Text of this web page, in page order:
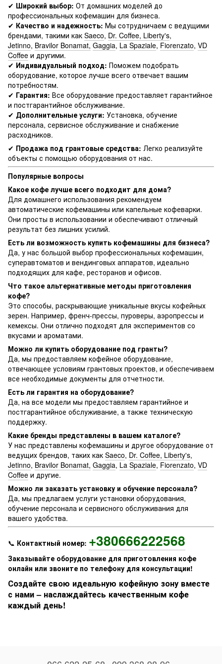
✔ Широкий выбор: От домашних моделей до
профессиональных кофемашин для бизнеса.
✔ Качество и надежность: Мы сотрудничаем с ведущими
брендами, такими как Saeco, Dr. Coffee, Liberty's,
Jetinno, Bravilor Bonamat, Gaggia, La Spaziale, Fiorenzato, VD
Coffee и другими.
✔ Индивидуальный подход: Поможем подобрать
оборудование, которое лучше всего отвечает вашим
потребностям.
✔ Гарантия: Все оборудование предоставляет гарантийное
и постгарантийное обслуживание.
✔ Дополнительные услуги: Установка, обучение
персонала, сервисное обслуживание и снабжение
расходников.
✔ Продажа под грантовые средства: Легко реализуйте
объекты с помощью оборудования от нас.
Популярные вопросы
Какое кофе лучше всего подходит для дома?
Для домашнего использования рекомендуем
автоматические кофемашины или капельные кофеварки.
Они просты в использовании и обеспечивают отличный
результат без лишних усилий.
Есть ли возможность купить кофемашины для бизнеса?
Да, у нас большой выбор профессиональных кофемашин,
суперавтоматов и вендинговых аппаратов, идеально
подходящих для кафе, ресторанов и офисов.
Что такое альтернативные методы приготовления
кофе?
Это способы, раскрывающие уникальные вкусы кофейных
зерен. Например, френч-прессы, пуроверы, аэропрессы и
кемексы. Они отлично подходят для экспериментов со
вкусами и ароматами.
Можно ли купить оборудование под гранты?
Да, мы предоставляем кофейное оборудование,
отвечающее условиям грантовых проектов, и обеспечиваем
все необходимые документы для отчетности.
Есть ли гарантия на оборудование?
Да, на все модели мы предоставляем гарантийное и
постгарантийное обслуживание, а также техническую
поддержку.
Какие бренды представлены в вашем каталоге?
У нас представлены кофемашины и другое оборудование от
ведущих брендов, таких как Saeco, Dr. Coffee, Liberty's,
Jetinno, Bravilor Bonamat, Gaggia, La Spaziale, Fiorenzato, VD
Coffee и другие.
Можно ли заказать установку и обучение персонала?
Да, мы предлагаем услуги установки оборудования,
обучение персонала и сервисного обслуживания для
вашего удобства.
📞 Контактный номер: +380666222568
Заказывайте оборудование для приготовления кофе
онлайн или звоните по телефону для консультации!
Создайте свою идеальную кофейную зону вместе
с нами – наслаждайтесь качественным кофе
каждый день!